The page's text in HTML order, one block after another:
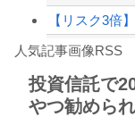
白石「あ、
8/4のニュース
人気記事画像RSS
投資信託で
やつ勧めら